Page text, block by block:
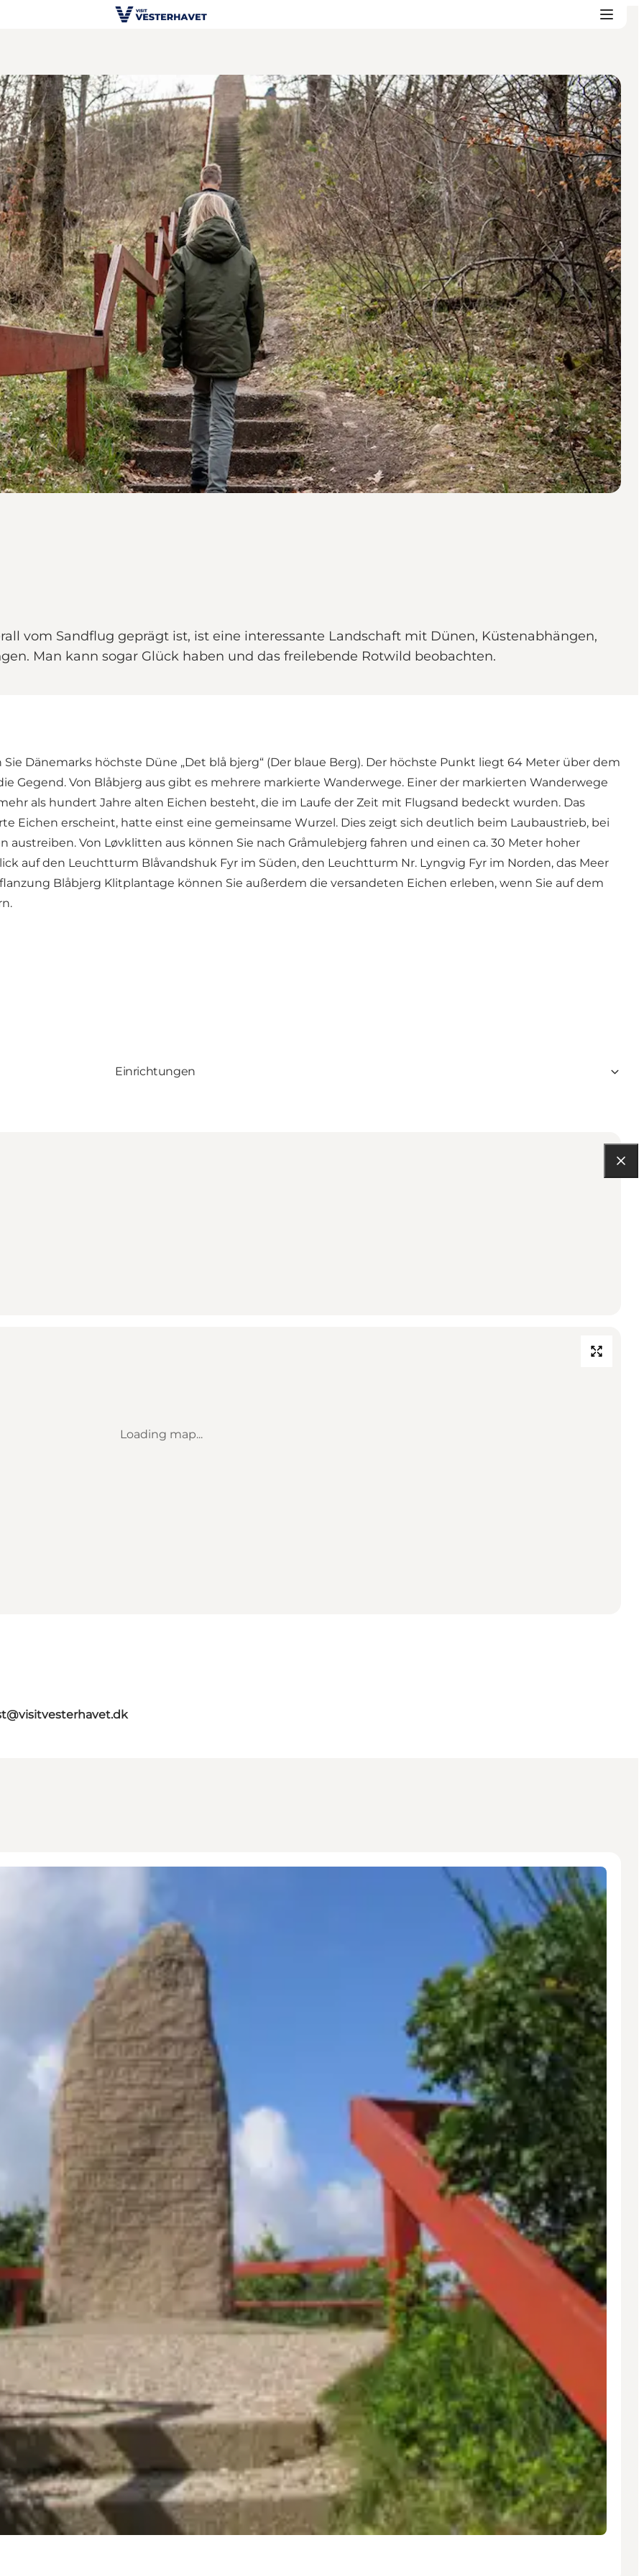
vom Sandflug geprägt ist, ist eine interessante Landschaft mit Dünen, Küstenabhängen,
Man kann sogar Glück haben und das freilebende Rotwild beobachten.
Dänemarks höchste Düne „Det blå bjerg“ (Der blaue Berg). Der höchste Punkt liegt 64 Meter über dem
Gegend. Von Blåbjerg aus gibt es mehrere markierte Wanderwege. Einer der markierten Wanderwege
als hundert Jahre alten Eichen besteht, die im Laufe der Zeit mit Flugsand bedeckt wurden. Das
Eichen erscheint, hatte einst eine gemeinsame Wurzel. Dies zeigt sich deutlich beim Laubaustrieb, bei
Von Løvklitten aus können Sie nach Gråmulebjerg fahren und einen ca. 30 Meter hoher
auf den Leuchtturm Blåvandshuk Fyr im Süden, den Leuchtturm Nr. Lyngvig Fyr im Norden, das Meer
Blåbjerg Klitplantage können Sie außerdem die versandeten Eichen erleben, wenn Sie auf dem
Einrichtungen
Loading map...